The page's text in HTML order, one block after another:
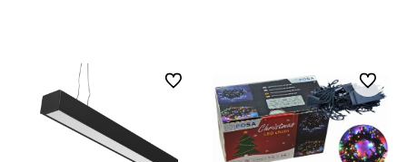
Do ulubionych Do